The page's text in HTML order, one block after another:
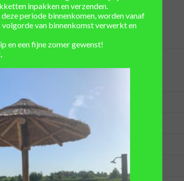
inpakken en verzenden.
periode binnenkomen, worden vanaf
van binnenkomst verwerkt en
en een fijne zomer gewenst!